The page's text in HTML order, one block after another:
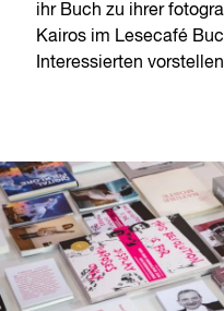
ihr Buch zu ihrer
Kairos im Lesecafé
Interessierten